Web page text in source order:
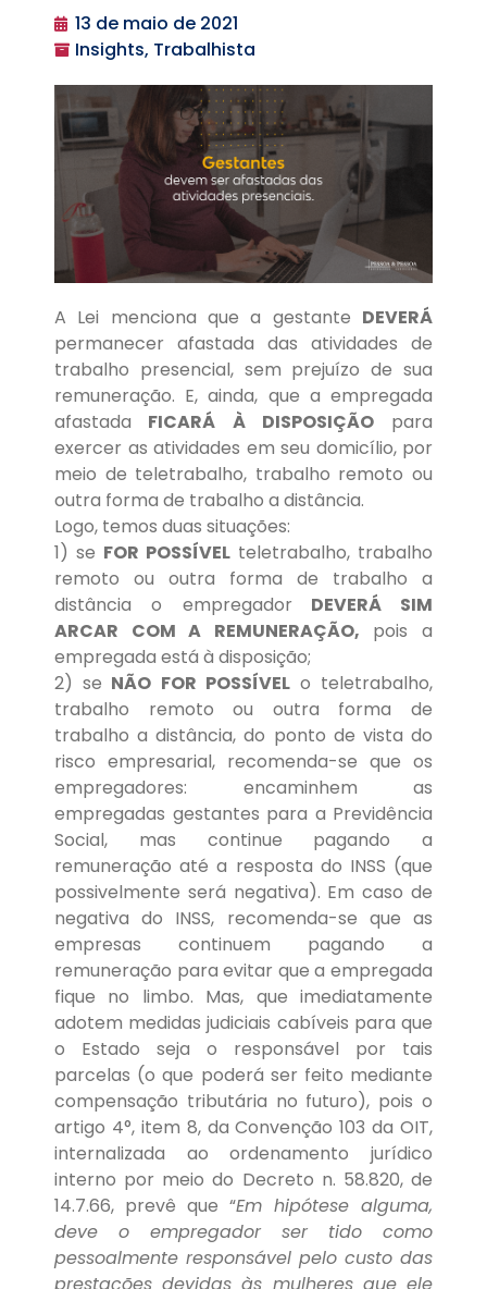
13 de maio de 2021
Insights, Trabalhista
A Lei menciona que a gestante DEVERÁ
permanecer afastada das atividades de
trabalho presencial, sem prejuízo de sua
remuneração. E, ainda, que a empregada
afastada FICARÁ À DISPOSIÇÃOpara
exercer as atividades em seu domicílio, por
meio de teletrabalho, trabalho remoto ou
outra forma de trabalho a distância.
Logo, temos duas situações:
1) se FOR POSSÍVEL teletrabalho, trabalho
remoto ou outra forma de trabalho a
distância o empregadorDEVERÁ SIM
ARCAR COM A REMUNERAÇÃO, pois a
empregada está à disposição;
2) se NÃO FOR POSSÍVELo teletrabalho,
trabalho remoto ou outra forma de
trabalho a distância, do ponto de vista do
risco empresarial, recomenda-se que os
empregadores: encaminhem as
empregadas gestantes para a Previdência
Social, mas continue pagando a
remuneração até a resposta do INSS (que
possivelmente será negativa). Em caso de
negativa do INSS, recomenda-se que as
empresas continuem pagando a
remuneração para evitar que a empregada
fique no limbo. Mas, que imediatamente
adotem medidas judiciais cabíveis para que
o Estado seja o responsável por tais
parcelas (o que poderá ser feito mediante
compensação tributária no futuro), pois o
artigo 4°, item 8, da Convenção 103 da OIT,
internalizada ao ordenamento jurídico
interno por meio do Decreto n. 58.820, de
14.7.66, prevê que “Em hipótese alguma,
deve o empregador ser tido como
pessoalmente responsável pelo custo das